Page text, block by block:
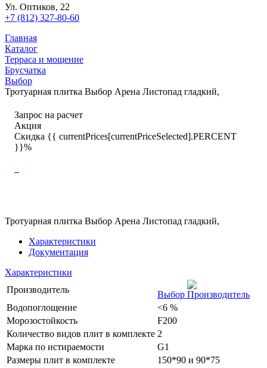
Ул. Оптиков, 22
+7 (812) 327-80-60
Главная
Каталог
Терраса и мощение
Брусчатка
Выбор
Тротуарная плитка Выбор Арена Листопад гладкий,
Запрос на расчет
Акция
Скидка {{ currentPrices[currentPriceSelected].PERCENT
}}%
Тротуарная плитка Выбор Арена Листопад гладкий,
Характеристики
Документация
Характеристики
Производитель
Выбор
Водопоглощение
<6 %
Морозостойкость
F200
Количество видов плит в комплекте 2
Марка по истираемости
G1
Размеры плит в комплекте
150*90 и 90*75